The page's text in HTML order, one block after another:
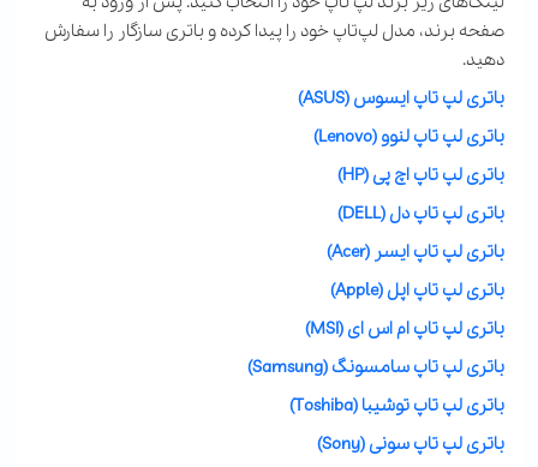
صفحه برند، مدل لپ‌تاپ خود را پیدا کرده و باتری سازگار را سفارش
دهید.
باتری لپ تاپ ایسوس (ASUS)
باتری لپ تاپ لنوو (Lenovo)
باتری لپ تاپ اچ پی (HP)
باتری لپ تاپ دل (DELL)
باتری لپ تاپ ایسر (Acer)
باتری لپ تاپ اپل (Apple)
باتری لپ تاپ ام اس ای (MSI)
باتری لپ تاپ سامسونگ (Samsung)
باتری لپ تاپ توشیبا (Toshiba)
باتری لپ تاپ سونی (Sony)